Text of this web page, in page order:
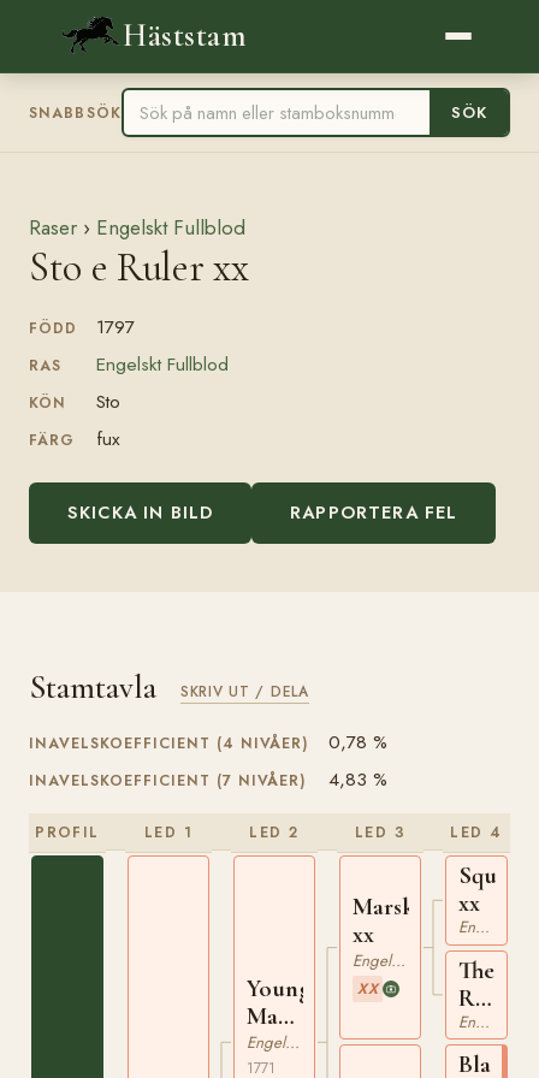
Häststam
SNABBSÖK SÖK
Raser › Engelskt Fullblod
Sto e Ruler xx
FÖDD 1797
RAS Engelskt Fullblod
KÖN Sto
FÄRG fux
SKICKA IN BILD RAPPORTERA FEL
Stamtavla SKRIV UT / DELA
INAVELSKOEFFICIENT (4 NIVÅER) 0,78 %
INAVELSKOEFFICIENT (7 NIVÅER) 4,83 %
PROFIL LED 1 LED 2
Young
Marske
xx
Engelskt Fullblod
1771
LED 3
Marske
xx
Engelskt Fullblod
XX
LED 4
Squirt
xx
Engelskt Fullblod
The
Ruby
Mare
xx
Engelskt Fullblod
Blank